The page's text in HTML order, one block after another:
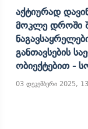
Აქტიურად
Მოკლე Დროში
Განთავსების
Ობიექტებით -
03 დეკემბერი 2025,